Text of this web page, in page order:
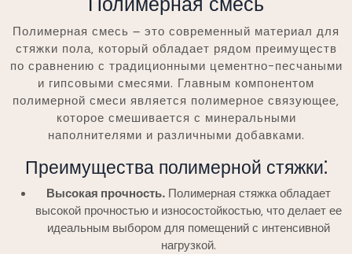
Полимерная смесь ౼ это современный материал для
стяжки пола‚ который обладает рядом преимуществ
по сравнению с традиционными цементно-песчаными
и гипсовыми смесями. Главным компонентом
полимерной смеси является полимерное связующее‚
которое смешивается с минеральными
наполнителями и различными добавками.
Преимущества полимерной стяжки⁚
Высокая прочность. Полимерная стяжка обладает
высокой прочностью и износостойкостью‚ что делает ее
идеальным выбором для помещений с интенсивной
нагрузкой.